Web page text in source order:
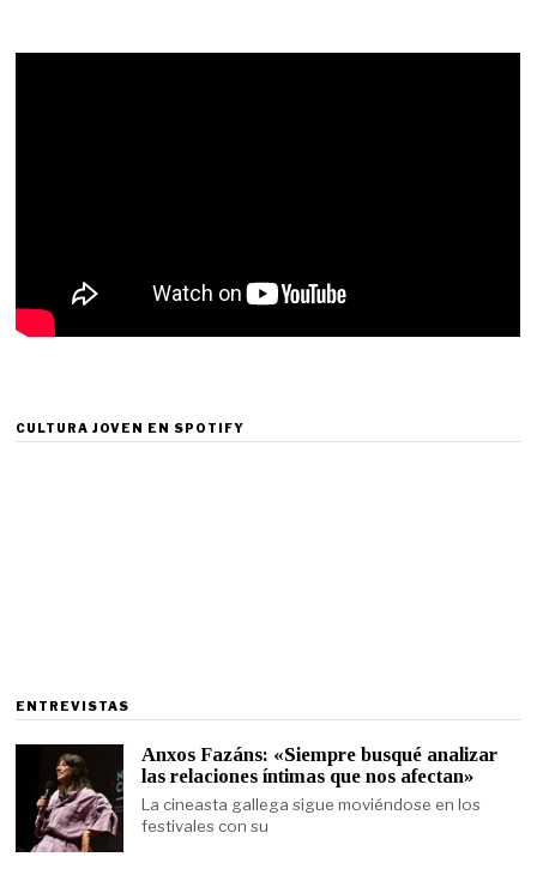
CULTURA JOVEN EN SPOTIFY
ENTREVISTAS
Anxos Fazáns: «Siempre busqué analizar
las relaciones íntimas que nos afectan»
La cineasta gallega sigue moviéndose en los
festivales con su